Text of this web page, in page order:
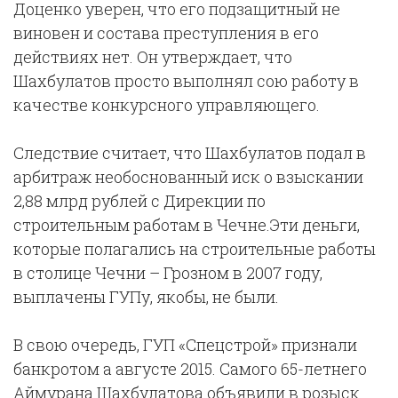
Доценко уверен, что его подзащитный не
виновен и состава преступления в его
действиях нет. Он утверждает, что
Шахбулатов просто выполнял сою работу в
качестве конкурсного управляющего.
Следствие считает, что Шахбулатов подал в
арбитраж необоснованный иск о взыскании
2,88 млрд рублей с Дирекции по
строительным работам в Чечне.Эти деньги,
которые полагались на строительные работы
в столице Чечни – Грозном в 2007 году,
выплачены ГУПу, якобы, не были.
В свою очередь, ГУП «Спецстрой» признали
банкротом а августе 2015. Самого 65-летнего
Аймурана Шахбулатова объявили в розыск.